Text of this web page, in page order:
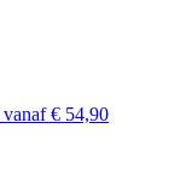
vanaf € 54,90